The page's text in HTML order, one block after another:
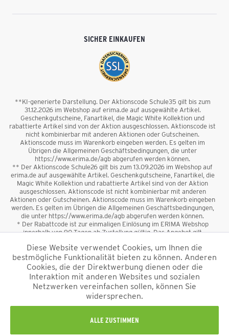
SICHER EINKAUFEN
**KI-generierte Darstellung. Der Aktionscode Schule35 gilt bis zum
31.12.2026 im Webshop auf erima.de auf ausgewählte Artikel.
Geschenkgutscheine, Fanartikel, die Magic White Kollektion und
rabattierte Artikel sind von der Aktion ausgeschlossen. Aktionscode ist
nicht kombinierbar mit anderen Aktionen oder Gutscheinen.
Aktionscode muss im Warenkorb eingeben werden. Es gelten im
Übrigen die Allgemeinen Geschäftsbedingungen, die unter
https://www.erima.de/agb abgerufen werden können.
** Der Aktionscode Schule26 gilt bis zum 13.09.2026 im Webshop auf
erima.de auf ausgewählte Artikel. Geschenkgutscheine, Fanartikel, die
Magic White Kollektion und rabattierte Artikel sind von der Aktion
ausgeschlossen. Aktionscode ist nicht kombinierbar mit anderen
Aktionen oder Gutscheinen. Aktionscode muss im Warenkorb eingeben
werden. Es gelten im Übrigen die Allgemeinen Geschäftsbedingungen,
die unter https://www.erima.de/agb abgerufen werden können.
* Der Rabattcode ist zur einmaligen Einlösung im ERIMA Webshop
innerhalb von 90 Tagen ab Zustellung gültig. Das Angebot gilt
sowie Geschenkgutscheine sind vom Rabatt ausgeschlossen. Der
Rabattcode ist nicht mit anderen Aktionen oder Gutscheinen
kombinierbar. Der Mindestbestellwert beträgt 50 €
*Alle Preise verstehen sich inkl. Mehrwertsteuer und zzgl.
und ggf. Nachnahmegebühren, wenn nicht anders
beschrieben.
Diese Website verwendet Cookies, um Ihnen die
bestmögliche Funktionalität bieten zu können. Anderen
Cookies, die der Direktwerbung dienen oder die
Interaktion mit anderen Websites und sozialen
Netzwerken vereinfachen sollen, können Sie
widersprechen.